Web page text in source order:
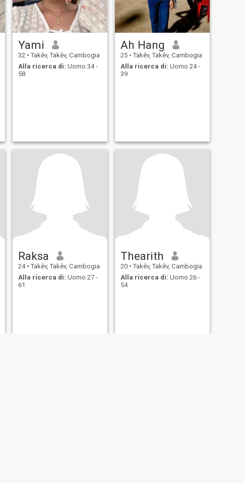
Yami
32 • Takêv, Takêv, Cambogia
Alla ricerca di: Uomo 34 -
58
Ah Hang
25 • Takêv, Takêv, Cambogia
Alla ricerca di: Uomo 24 -
39
Raksa
24 • Takêv, Takêv, Cambogia
Alla ricerca di: Uomo 27 -
61
Thearith
20 • Takêv, Takêv, Cambogia
Alla ricerca di: Uomo 26 -
54